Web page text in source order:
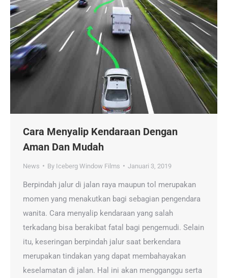
Cara Menyalip Kendaraan Dengan
Aman Dan Mudah
News By Iceberg Window Films Januari 3, 2019
Berpindah jalur di jalan raya maupun tol merupakan
momen yang menakutkan bagi sebagian pengendara
wanita. Cara menyalip kendaraan yang salah
terkadang bisa berakibat fatal bagi pengemudi. Selain
itu, keseringan berpindah jalur saat berkendara
merupakan tindakan yang dapat membahayakan
keselamatan di jalan. Hal ini akan mengganggu serta